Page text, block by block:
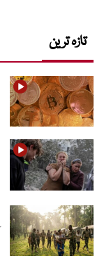
تازہ ترین